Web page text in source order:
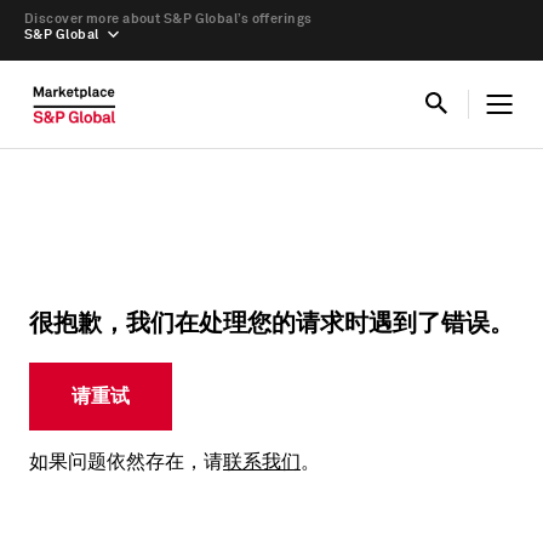
S&P Global
Discover more about S&P Global’s offerings
很抱歉，我们在处理您的请求时遇到了错误。
请重试
如果问题依然存在，请联系我们。